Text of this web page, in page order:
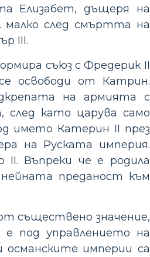
Елизабет, дъщеря на
малко след смъртта на
III.
съюз с Фредерик II
освободи от Катрин.
на армията с
като царува само
името Катерин II през
на Руската империя.
Въпреки че е родила
преданост към
съществено значение,
под управлението на
османските империи са